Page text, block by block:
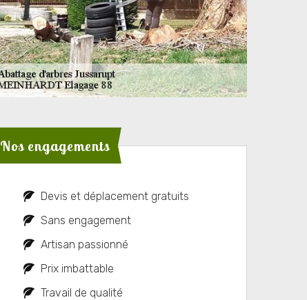
Nos engagements
Devis et déplacement gratuits
Sans engagement
Artisan passionné
Prix imbattable
Travail de qualité